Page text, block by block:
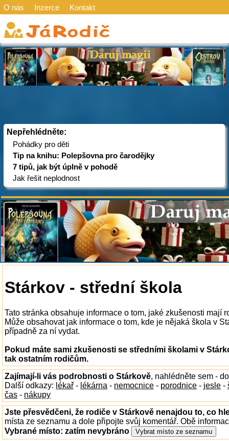
O nás Inzerce Kontakt
Nepřehlédněte:
Pohádky pro děti
Tip na knihu: Polepšovna pro čarodějky
7 tipů, jak být úplně v pohodě
Jak řešit neplodnost
Stárkov - střední škola
Tato stránka obsahuje informace o tom, jaké zkušenosti mají
Může obsahovat jak informace o tom, kde je nějaká škola v
případně za ní vydat.
Pokud máte sami zkušenosti se středními školami v
tak ostatním rodičům.
Zajímají-li vás podrobnosti o Stárkově, nahlédněte sem -
Další odkazy: lékař - lékárna - nemocnice - porodnice - jesle -
čas - nákupy
Jste přesvědčeni, že rodiče v Stárkově nenajdou to, co
místa ze seznamu a dole připojte svůj komentář. Obě
Vybrané místo: zatím nevybráno